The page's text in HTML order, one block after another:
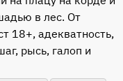
в лес. От
18+, адекватность,
рысь, галоп и